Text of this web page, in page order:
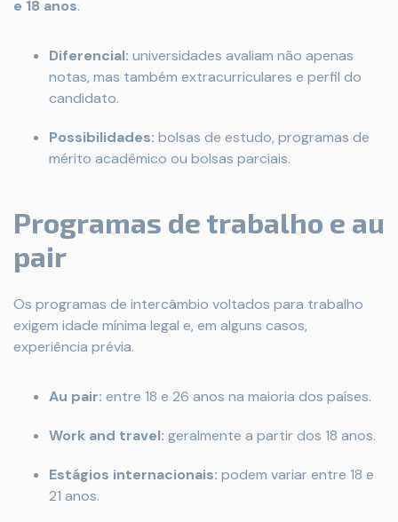
e 18 anos.
Diferencial: universidades avaliam não apenas
notas, mas também extracurriculares e perfil do
candidato.
Possibilidades: bolsas de estudo, programas de
mérito acadêmico ou bolsas parciais.
Programas de trabalho e au
pair
Os programas de intercâmbio voltados para trabalho
exigem idade mínima legal e, em alguns casos,
experiência prévia.
Au pair: entre 18 e 26 anos na maioria dos países.
Work and travel: geralmente a partir dos 18 anos.
Estágios internacionais: podem variar entre 18 e
21 anos.